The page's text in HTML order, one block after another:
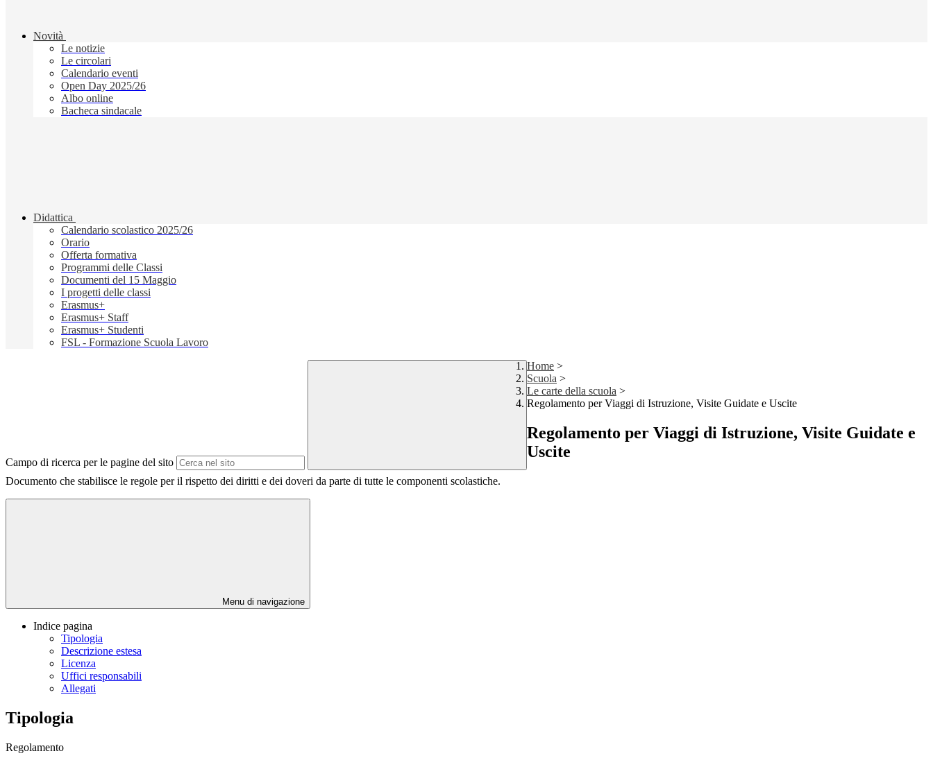
Novità
Le notizie
Le circolari
Calendario eventi
Open Day 2025/26
Albo online
Bacheca sindacale
Didattica
Calendario scolastico 2025/26
Orario
Offerta formativa
Programmi delle Classi
Documenti del 15 Maggio
I progetti delle classi
Erasmus+
Erasmus+ Staff
Erasmus+ Studenti
FSL - Formazione Scuola Lavoro
Campo di ricerca per le pagine del sito
Home >
Scuola >
Le carte della scuola >
Regolamento per Viaggi di Istruzione, Visite Guidate e Uscite
Regolamento per Viaggi di Istruzione, Visite Guidate e
Uscite
Documento che stabilisce le regole per il rispetto dei diritti e dei doveri da parte di tutte le componenti scolastiche.
Menu di navigazione
Indice pagina
Tipologia
Descrizione estesa
Licenza
Uffici responsabili
Allegati
Tipologia
Regolamento